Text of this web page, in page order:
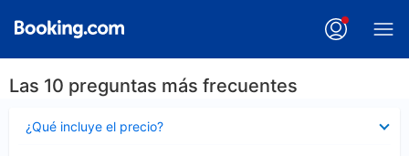
Las 10 preguntas más frecuentes
¿Qué incluye el precio?
cerrado